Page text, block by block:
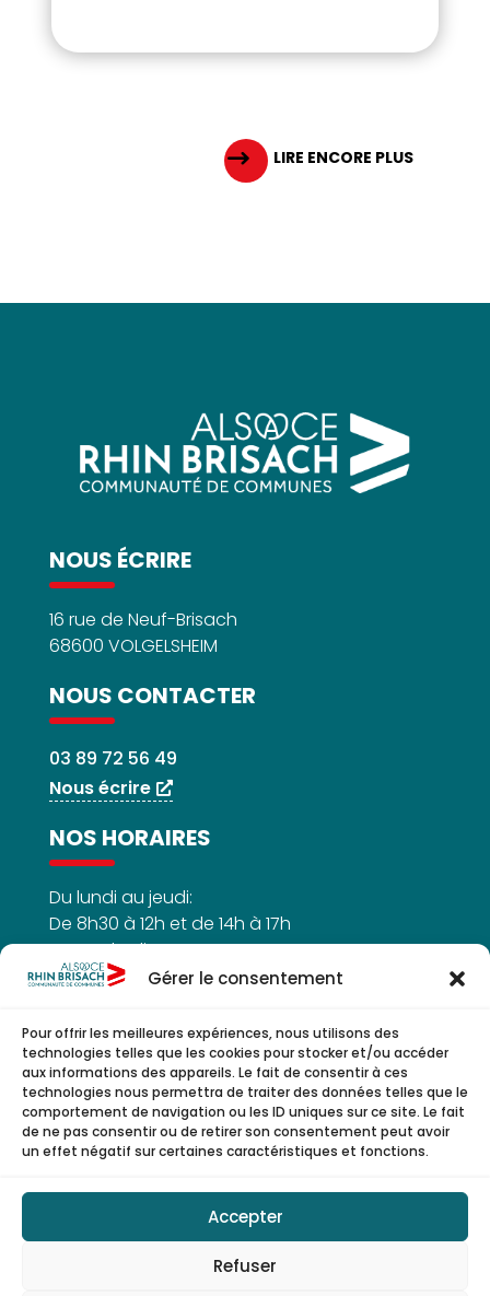
Gérer le consentement
Pour offrir les meilleures expériences, nous utilisons des
technologies telles que les cookies pour stocker et/ou accéder
aux informations des appareils. Le fait de consentir à ces
technologies nous permettra de traiter des données telles que le
comportement de navigation ou les ID uniques sur ce site. Le fait
de ne pas consentir ou de retirer son consentement peut avoir
un effet négatif sur certaines caractéristiques et fonctions.
Accepter
Refuser
LIRE ENCORE PLUS
NOUS ÉCRIRE
16 rue de Neuf-Brisach
68600 VOLGELSHEIM
NOUS CONTACTER
03 89 72 56 49
Nous écrire
NOS HORAIRES
Du lundi au jeudi:
De 8h30 à 12h et de 14h à 17h
Le vendredi :
De 8h30h à 12h
NOUS SUIVRE
© Copyright 2026 | CCARB